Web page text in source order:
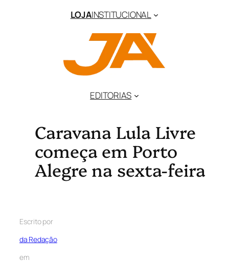
LOJAINSTITUCIONAL
EDITORIAS
Caravana Lula Livre
começa em Porto
Alegre na sexta-feira
Escrito por
da Redação
em